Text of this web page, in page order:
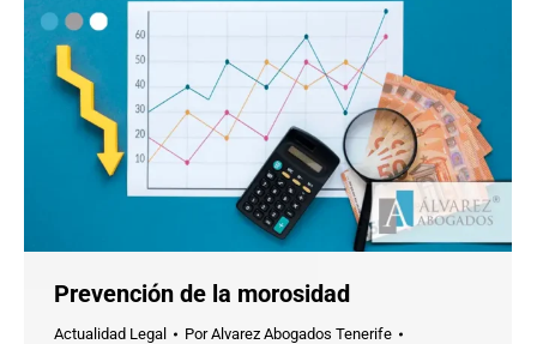
Prevención de la morosidad
Actualidad Legal PorAlvarez Abogados Tenerife